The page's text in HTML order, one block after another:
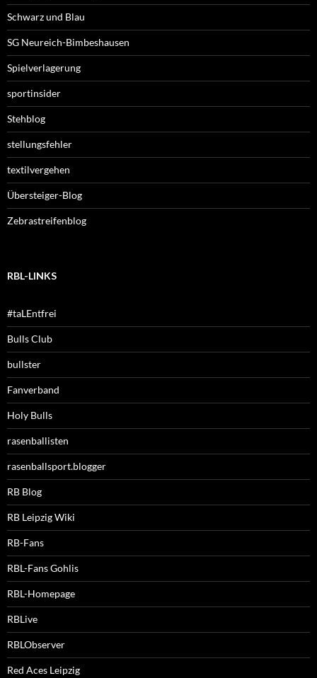
Schwarz und Blau
SG Neureich-Bimbeshausen
Spielverlagerung
sportinsider
Stehblog
stellungsfehler
textilvergehen
Übersteiger-Blog
Zebrastreifenblog
RBL-LINKS
#taLEntfrei
Bulls Club
bullster
Fanverband
Holy Bulls
rasenballisten
rasenballsport.blogger
RB Blog
RB Leipzig Wiki
RB-Fans
RBL-Fans Gohlis
RBL-Homepage
RBLive
RBLObserver
Red Aces Leipzig